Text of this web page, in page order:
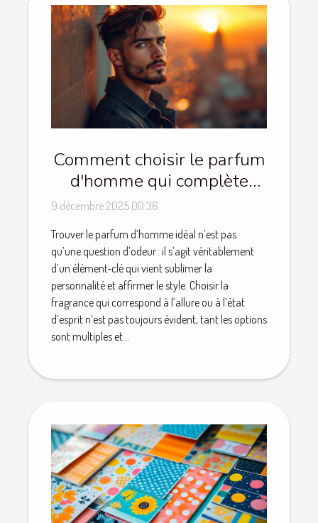
Comment choisir le parfum
d'homme qui complète
votre style ?
9 décembre 2025 00:36
Trouver le parfum d’homme idéal n’est pas
qu’une question d’odeur : il s’agit véritablement
d’un élément-clé qui vient sublimer la
personnalité et affirmer le style. Choisir la
fragrance qui correspond à l’allure ou à l’état
d’esprit n’est pas toujours évident, tant les options
sont multiples et...